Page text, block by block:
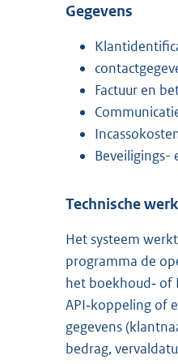
Gegevens
Factuur en
Beveiligings-
Technische
Het systeem
programma de
het boekhoud‑ of
API‑koppeling of
gegevens
bedrag,